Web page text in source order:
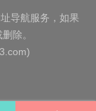
导航服务，如果
除。